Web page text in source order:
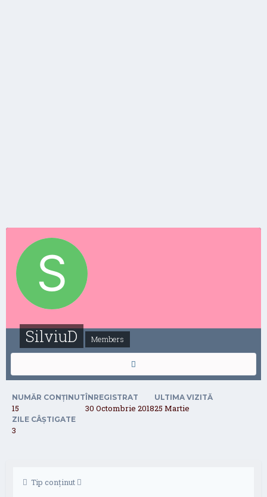
SilviuD Members
NUMĂR CONȚINUT
15
ÎNREGISTRAT
30 Octombrie 2018
ULTIMA VIZITĂ
25 Martie
ZILE CÂȘTIGATE
3
Tip conținut